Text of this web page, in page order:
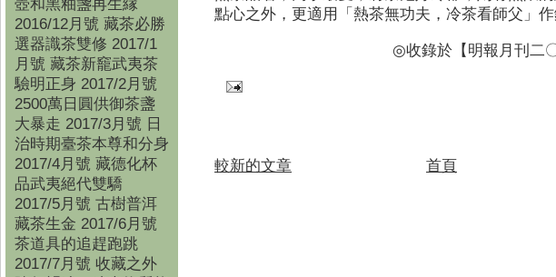
壺和黑釉盞再生縁
2016/12月號 藏茶必勝
選器識茶雙修 2017/1
月號 藏茶新竉武夷茶
驗明正身 2017/2月號
2500萬日圓供御茶盞
大暴走 2017/3月號 日
治時期臺茶本尊和分身
2017/4月號 藏德化杯
品武夷絕代雙驕
2017/5月號 古樹普洱
藏茶生金 2017/6月號
茶道具的追趕跑跳
2017/7月號 收藏之外
點心之外，更適用「熱茶無功夫，冷茶看師父」作
◎收錄於【明報月刊二
較新的文章 首頁